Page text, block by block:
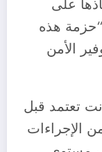
على
هذه
الأمن
تعتمد قبل
,حزمة من الإجراءات